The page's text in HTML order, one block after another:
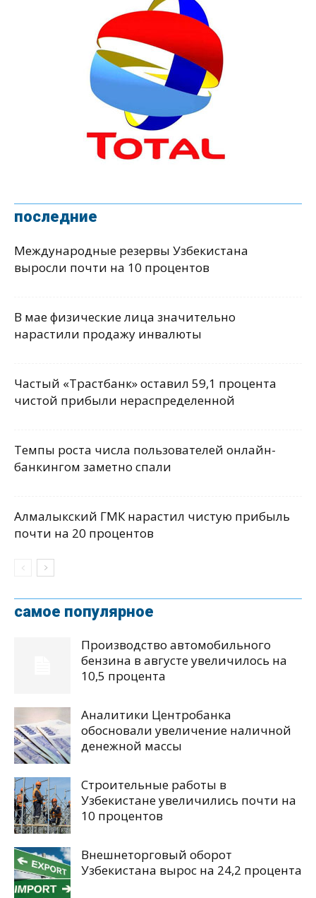
последние
Международные резервы Узбекистана
выросли почти на 10 процентов
В мае физические лица значительно
нарастили продажу инвалюты
Частый «Трастбанк» оставил 59,1 процента
чистой прибыли нераспределенной
Темпы роста числа пользователей онлайн-
банкингом заметно спали
Алмалыкский ГМК нарастил чистую прибыль
почти на 20 процентов
самое популярное
Производство автомобильного
бензина в августе увеличилось на
10,5 процента
Аналитики Центробанка
обосновали увеличение наличной
денежной массы
Строительные работы в
Узбекистане увеличились почти на
10 процентов
Внешнеторговый оборот
Узбекистана вырос на 24,2 процента